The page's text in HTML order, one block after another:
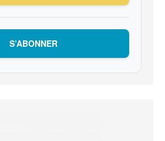
S’ABONNER